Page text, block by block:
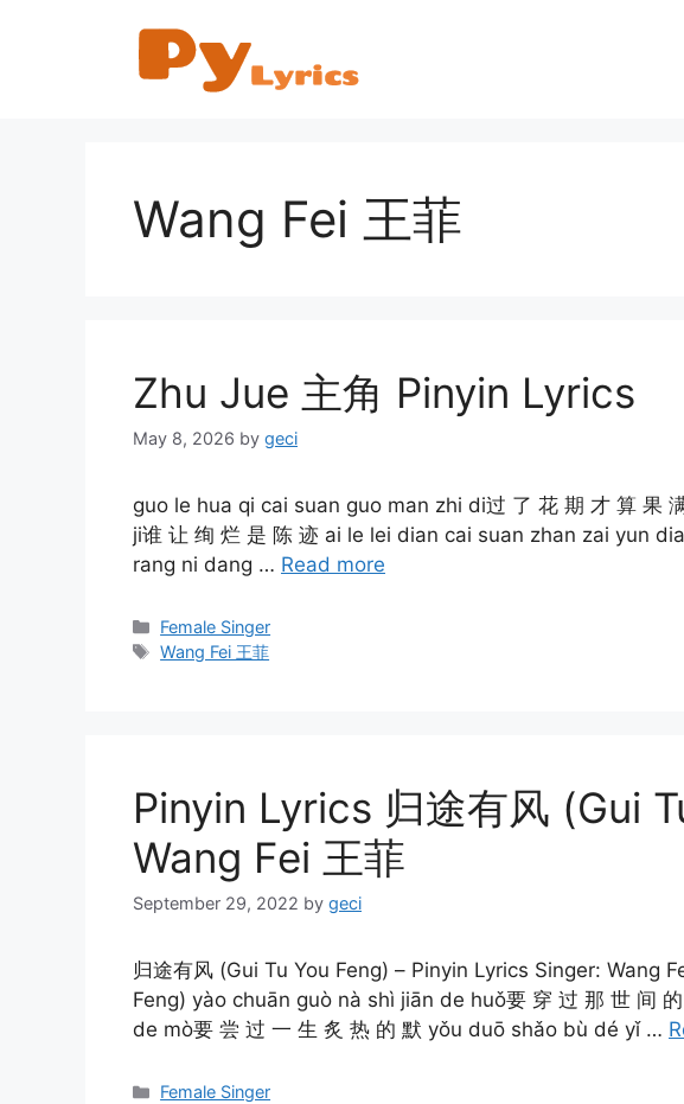
Wang Fei 王菲
Zhu Jue 主角 Pinyin Lyrics
May 8, 2026 by geci
guo le hua qi cai suan guo man zhi di过 了 花 期 才 算 果
ji谁 让 绚 烂 是 陈 迹 ai le lei dian cai suan zhan zai yun
rang ni dang … Read more
Categories
Female Singer
Tags
Wang Fei 王菲
Pinyin Lyrics 归途有风 (Gui
Wang Fei 王菲
September 29, 2022 by geci
归途有风 (Gui Tu You Feng) – Pinyin Lyrics Singer: Wang
Feng) yào chuān guò nà shì jiān de huǒ要 穿 过 那 世 间
de mò要 尝 过 一 生 炙 热 的 默 yǒu duō shǎo bù dé yǐ …
Categories
Female Singer